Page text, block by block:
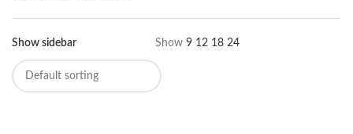
Show sidebar Show 9 12 18 24